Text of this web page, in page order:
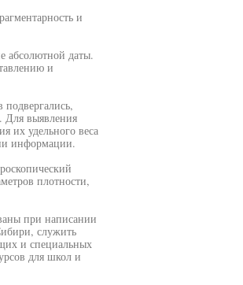
и
абсолютной даты.
и
Для выявления
их удельного веса
информации.
плотности,
при написании
служить
и специальных
для школ и